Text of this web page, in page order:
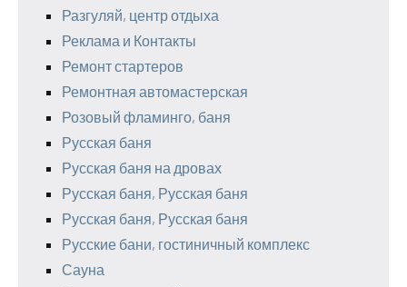
Разгуляй, центр отдыха
Реклама и Контакты
Ремонт стартеров
Ремонтная автомастерская
Розовый фламинго, баня
Русская баня
Русская баня на дровах
Русская баня, Русская баня
Русская баня, Русская баня
Русские бани, гостиничный комплекс
Сауна